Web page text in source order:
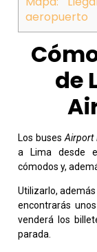
aeropuerto
de
Los buses Airport
a Lima desde
cómodos y,
Utilizarlo,
encontrarás
venderá los
parada.